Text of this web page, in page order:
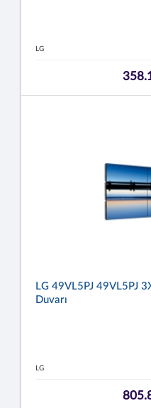
LG
LG 49VL5PJ 49VL5PJ
Duvarı
LG